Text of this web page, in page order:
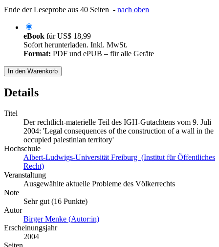
Ende der Leseprobe aus 40 Seiten - nach oben
eBook fürUS$ 18,99
Sofort herunterladen. Inkl. MwSt.
Format: PDF und ePUB – für alle Geräte
In den Warenkorb
Details
Titel
Der rechtlich-materielle Teil des IGH-Gutachtens vom 9. Juli
2004: 'Legal consequences of the construction of a wall in the
occupied palestinian territory'
Hochschule
Albert-Ludwigs-Universität Freiburg (Institut für Öffentliches
Recht)
Veranstaltung
Ausgewählte aktuelle Probleme des Völkerrechts
Note
Sehr gut (16 Punkte)
Autor
Birger Menke (Autor:in)
Erscheinungsjahr
2004